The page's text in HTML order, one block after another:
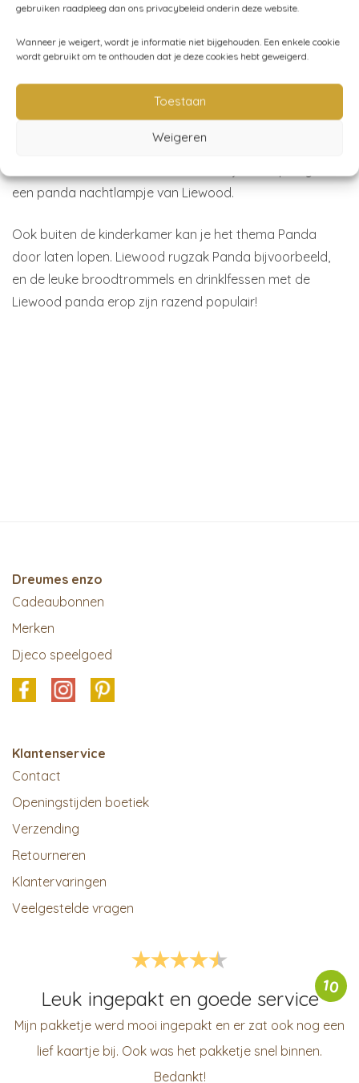
gebruiken raadpleeg dan ons privacybeleid onderin deze website.
Wanneer je weigert, wordt je informatie niet bijgehouden. Een enkele cookie
wordt gebruikt om te onthouden dat je deze cookies hebt geweigerd.
Toestaan
Weigeren
een oude schommelstoel een mooie diepe zwarte kleur.
Hou je toch van iets meer kleur in het kamertje? Geen
probleem. Het Pandathema Kinderkamer laat zich prima
combineren met hout, bamboe en junglegroen. Vooral
voor een jongenskamer staat dit super stoer!
Meer op zoek naar een iets 'liever' geheel, ook geen
probleem! Met name pasteltinten laten zich goed
een panda nachtlampje van Liewood.
Ook buiten de kinderkamer kan je het thema Panda
door laten lopen. Liewood rugzak Panda bijvoorbeeld,
en de leuke broodtrommels en drinklfessen met de
Liewood panda erop zijn razend populair!
Dreumes enzo
Cadeaubonnen
Merken
Djeco speelgoed
Klantenservice
Contact
Openingstijden boetiek
Verzending
Retourneren
Klantervaringen
Veelgestelde vragen
10
Leuk ingepakt en goede service
Mijn pakketje werd mooi ingepakt en er zat ook nog een
lief kaartje bij. Ook was het pakketje snel binnen.
Bedankt!